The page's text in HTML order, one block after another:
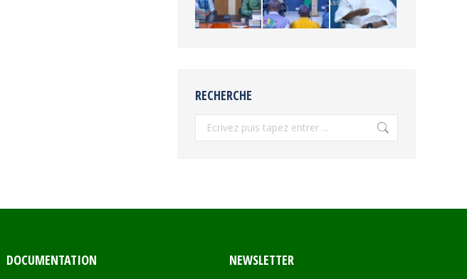
RECHERCHE
Recherche
DOCUMENTATION NEWSLETTER